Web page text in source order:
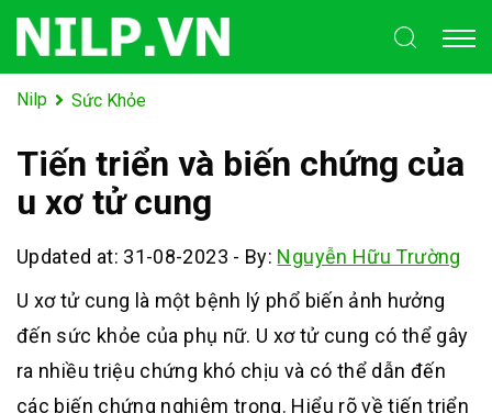
Nilp Sức Khỏe
Tiến triển và biến chứng của
u xơ tử cung
Updated at: 31-08-2023 - By: Nguyễn Hữu Trường
U xơ tử cung là một bệnh lý phổ biến ảnh hưởng
đến sức khỏe của phụ nữ. U xơ tửcung có thể gây
ra nhiều triệu chứng khó chịu và có thể dẫn đến
các biến chứng nghiêm trọng. Hiểu rõ về tiến triển